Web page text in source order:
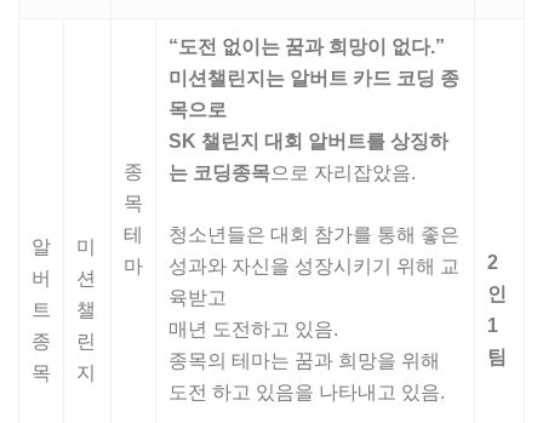
알
버
트
종
목
미
션
챌
린
지
종
목
테
마
“ 도전 없이는 꿈과 희망이 없다.”
미션챌린지는 알버트 카드 코딩 종
목으로
SK 챌린지 대회 알버트를 상징하
는 코딩종목으로 자리잡았음.
청소년들은 대회 참가를 통해 좋은
성과와 자신을 성장시키기 위해 교
육받고
매년 도전하고 있음.
종목의 테마는 꿈과 희망을 위해
도전 하고 있음을 나타내고 있음.
2
인
1
팀